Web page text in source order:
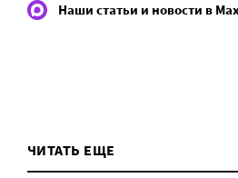
Наши статьи и новости в
ЧИТАТЬ ЕЩЕ